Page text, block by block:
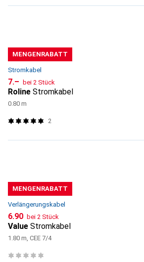
MENGENRABATT
Stromkabel
CHF
7.– bei 2 Stück
Roline Stromkabel
0.80 m
2
MENGENRABATT
Verlängerungskabel
CHF
6.90 bei 2 Stück
Value Stromkabel
1.80 m, CEE 7/4